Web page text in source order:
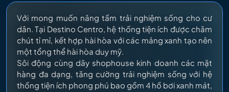
Với mong muốn nâng tầm trải nghiệm sống cho cư
dân. Tại Destino Centro, hệ thống tiện ích được chăm
chút tỉ mỉ, kết hợp hài hòa với các mảng xanh tạo nên
một tổng thể hài hòa duy mỹ.
Sôi động cùng dãy shophouse kinh doanh các mặt
hàng đa dạng, tăng cường trải nghiệm sống với hệ
thống tiện ích phong phú bao gồm 4 hồ bơi xanh mát,